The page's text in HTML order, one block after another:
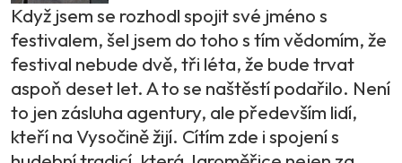
Když jsem se rozhodl spojit své jméno s
festivalem, šel jsem do toho s tím vědomím, že
festival nebude dvě, tři léta, že bude trvat
aspoň deset let. A to se naštěstí podařilo. Není
to jen zásluha agentury, ale především lidí,
kteří na Vysočině žijí. Cítím zde i spojení s